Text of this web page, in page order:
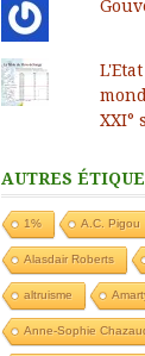
XXI°
AUTRES
1% A.C. Pigou
Alasdair Roberts
altruisme
Anne-Sophie